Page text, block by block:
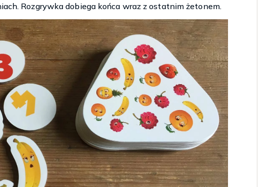
Rozgrywka dobiega końca wraz z ostatnim żetonem.